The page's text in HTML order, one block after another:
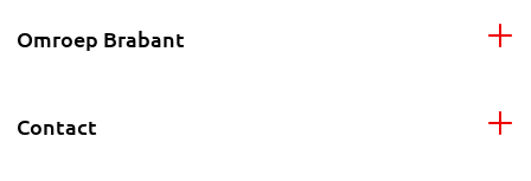
Omroep Brabant
Contact